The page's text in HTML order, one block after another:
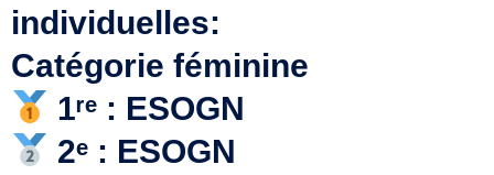
individuelles:
Catégorie féminine
1ʳᵉ : ESOGN
2ᵉ : ESOGN